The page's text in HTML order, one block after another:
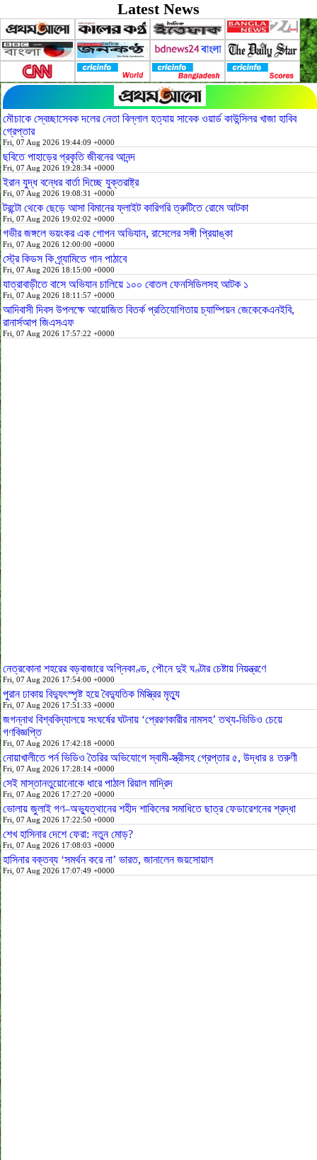
Latest News
মৌচাকে স্বেচ্ছাসেবক দলের নেতা বিল্লাল হত্যায় সাবেক ওয়ার্ড কাউন্সিলর খাজা হাবিব
গ্রেপ্তার
Fri, 07 Aug 2026 19:44:09 +0000
ছবিতে পাহাড়ের প্রকৃতি জীবনের আনন্দ
Fri, 07 Aug 2026 19:28:34 +0000
ইরান যুদ্ধ বন্ধের বার্তা দিচ্ছে যুক্তরাষ্ট্র
Fri, 07 Aug 2026 19:08:31 +0000
টরন্টো থেকে ছেড়ে আসা বিমানের ফ্লাইট কারিগরি ত্রুটিতে রোমে আটকা
Fri, 07 Aug 2026 19:02:02 +0000
গভীর জঙ্গলে ভয়ংকর এক গোপন অভিযান, রাসেলের সঙ্গী প্রিয়াঙ্কা
Fri, 07 Aug 2026 12:00:00 +0000
স্ট্রে কিডস কি গ্র্যামিতে গান পাঠাবে
Fri, 07 Aug 2026 18:15:00 +0000
যাত্রাবাড়ীতে বাসে অভিযান চালিয়ে ১০০ বোতল ফেনসিডিলসহ আটক ১
Fri, 07 Aug 2026 18:11:57 +0000
আদিবাসী দিবস উপলক্ষে আয়োজিত বিতর্ক প্রতিযোগিতায় চ্যাম্পিয়ন জেকেকেএনইবি,
রানার্সআপ জিএসএফ
Fri, 07 Aug 2026 17:57:22 +0000
নেত্রকোনা শহরের বড়বাজারে অগ্নিকাণ্ড, পৌনে দুই ঘণ্টার চেষ্টায় নিয়ন্ত্রণে
Fri, 07 Aug 2026 17:54:00 +0000
পুরান ঢাকায় বিদ্যুৎস্পৃষ্ট হয়ে বৈদ্যুতিক মিস্ত্রির মৃত্যু
Fri, 07 Aug 2026 17:51:33 +0000
জগন্নাথ বিশ্ববিদ্যালয়ে সংঘর্ষের ঘটনায় ‘প্রেরণকারীর নামসহ’ তথ্য-ভিডিও চেয়ে
গণবিজ্ঞপ্তি
Fri, 07 Aug 2026 17:42:18 +0000
নোয়াখালীতে পর্ন ভিডিও তৈরির অভিযোগে স্বামী-স্ত্রীসহ গ্রেপ্তার ৫, উদ্ধার ৪ তরুণী
Fri, 07 Aug 2026 17:28:14 +0000
সেই মাস্তানতুয়োনোকে ধারে পাঠাল রিয়াল মাদ্রিদ
Fri, 07 Aug 2026 17:27:20 +0000
ভোলায় জুলাই গণ–অভ্যুত্থানের শহীদ শাকিলের সমাধিতে ছাত্র ফেডারেশনের শ্রদ্ধা
Fri, 07 Aug 2026 17:22:50 +0000
শেখ হাসিনার দেশে ফেরা: নতুন মোড়?
Fri, 07 Aug 2026 17:08:03 +0000
হাসিনার বক্তব্য ‘সমর্থন করে না’ ভারত, জানালেন জয়সোয়াল
Fri, 07 Aug 2026 17:07:49 +0000